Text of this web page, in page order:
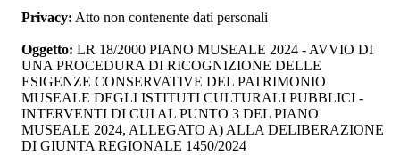
Privacy: Atto non contenente dati personali
Oggetto: LR 18/2000 PIANO MUSEALE 2024 - AVVIO DI
UNA PROCEDURA DI RICOGNIZIONE DELLE
ESIGENZE CONSERVATIVE DEL PATRIMONIO
MUSEALE DEGLI ISTITUTI CULTURALI PUBBLICI -
INTERVENTI DI CUI AL PUNTO 3 DEL PIANO
MUSEALE 2024, ALLEGATO A) ALLA DELIBERAZIONE
DI GIUNTA REGIONALE 1450/2024